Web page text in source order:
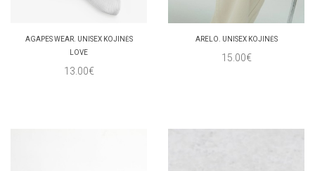
AGAPES WEAR. UNISEX KOJINĖS
LOVE
13.00€
ARELO. UNISEX KOJINĖS
15.00€